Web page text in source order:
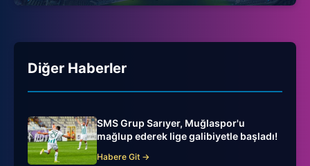
Diğer Haberler
SMS Grup Sarıyer, Muğlaspor'u
mağlup ederek lige galibiyetle başladı!
Habere Git →